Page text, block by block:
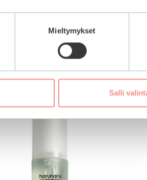
Mieltymykset
Salli
iholle kasvoveden tapaan. Sulje
Ota mukaan laukkuun ja